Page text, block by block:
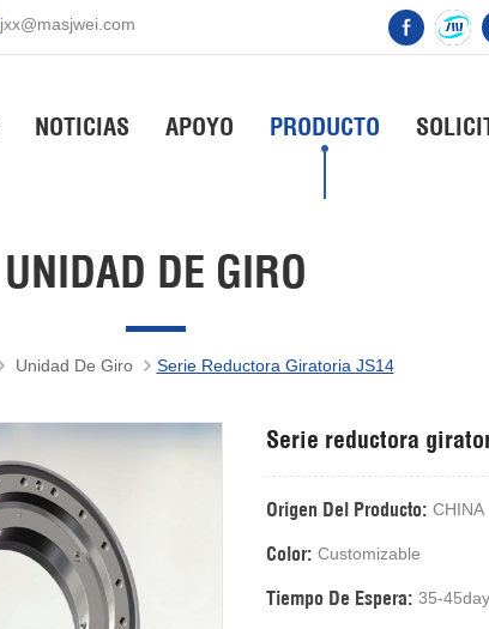
jxx@masjwei.com
NOTICIAS APOYO PRODUCTO
UNIDAD DE GIRO
Unidad De Giro Serie Reductora Giratoria JS14
Serie reductora
Origen Del Producto: CHINA
Color: Customizable
Tiempo De Espera: 35-